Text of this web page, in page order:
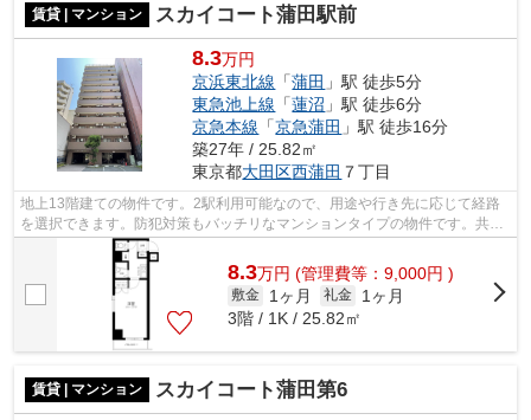
賃貸 | マンション スカイコート蒲田駅前
8.3万円
京浜東北線 「蒲田 」駅 徒歩5分
東急池上線 「蓮沼 」駅 徒歩6分
京急本線 「京急蒲田 」駅 徒歩16分
築27年 / 25.82㎡
東京都大田区西蒲田 ７丁目
地上13階建ての物件です。2駅利用可能なので、用途や行き先に応じて経路
を選択できます。防犯対策もバッチリなマンションタイプの物件です。共用
部には敷地内ごみ置き場・エレベータな...
8.3万円 (管理費等：9,000円 )
敷金 1ヶ月 礼金
1ヶ月
3階 / 1K / 25.82㎡
賃貸 | マンション スカイコート蒲田第6